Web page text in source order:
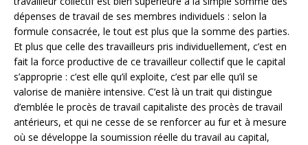
dépenses de travail de ses membres individuels : selon la
formule consacrée, le tout est plus que la somme des parties.
Et plus que celle des travailleurs pris individuellement, c’est en
fait la force productive de ce travailleur collectif que le capital
s’approprie : c’est elle qu’il exploite, c’est par elle qu’il se
valorise de manière intensive. C’est là un trait qui distingue
d’emblée le procès de travail capitaliste des procès de travail
antérieurs, et qui ne cesse de se renforcer au fur et à mesure
où se développe la soumission réelle du travail au capital,